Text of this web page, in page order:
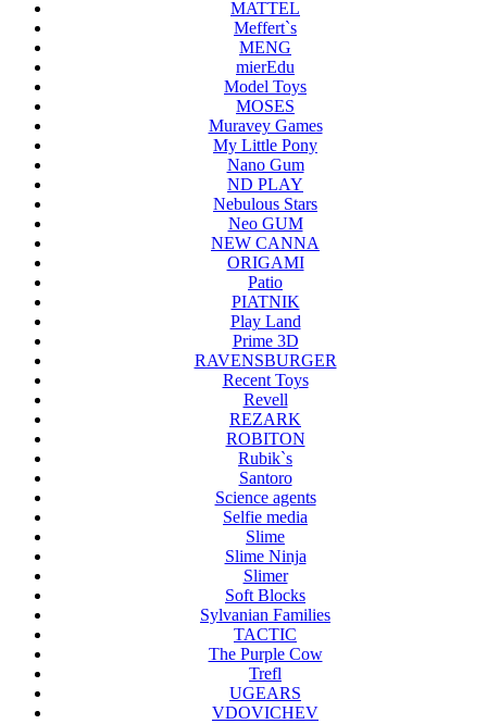
MATTEL
Meffert`s
MENG
mierEdu
Model Toys
MOSES
Muravey Games
My Little Pony
Nano Gum
ND PLAY
Nebulous Stars
Neo GUM
NEW CANNA
ORIGAMI
Patio
PIATNIK
Play Land
Prime 3D
RAVENSBURGER
Recent Toys
Revell
REZARK
ROBITON
Rubik`s
Santoro
Science agents
Selfie media
Slime
Slime Ninja
Slimer
Soft Blocks
Sylvanian Families
TACTIC
The Purple Cow
Trefl
UGEARS
VDOVICHEV